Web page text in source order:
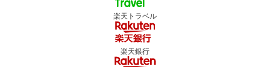
楽天トラベル
楽天銀行